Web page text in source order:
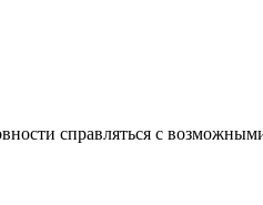
справляться с